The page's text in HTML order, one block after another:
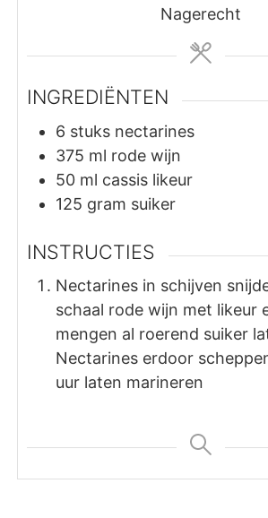
Nagerecht
INGREDIËNTEN
6 stuks nectarines
375 ml rode wijn
50 ml cassis likeur
125 gram suiker
INSTRUCTIES
Nectarines in schijven
schaal rode wijn met likeur
mengen al roerend suiker
Nectarines erdoor
uur laten marineren